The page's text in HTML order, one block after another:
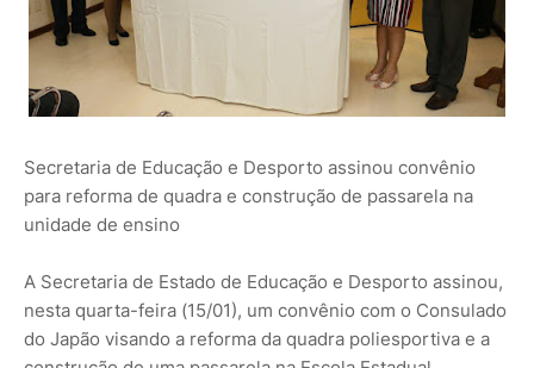
Secretaria de Educação e Desporto assinou convênio
para reforma de quadra e construção de passarela na
unidade de ensino
A Secretaria de Estado de Educação e Desporto assinou,
nesta quarta-feira (15/01), um convênio com o Consulado
do Japão visando a reforma da quadra poliesportiva e a